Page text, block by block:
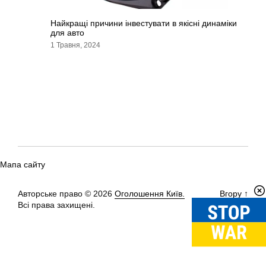
Найкращі причини інвестувати в якісні динаміки
для авто
1 Травня, 2024
Мапа сайту
Авторське право © 2026 Оголошення Київ.
Всі права захищені.
Вгору ↑